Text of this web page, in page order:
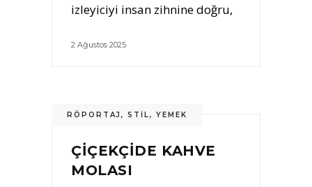
izleyiciyi insan zihnine doğru,
2 Ağustos 2025
RÖPORTAJ , STIL, YEMEK
ÇIÇEKÇIDE KAHVE
MOLASI